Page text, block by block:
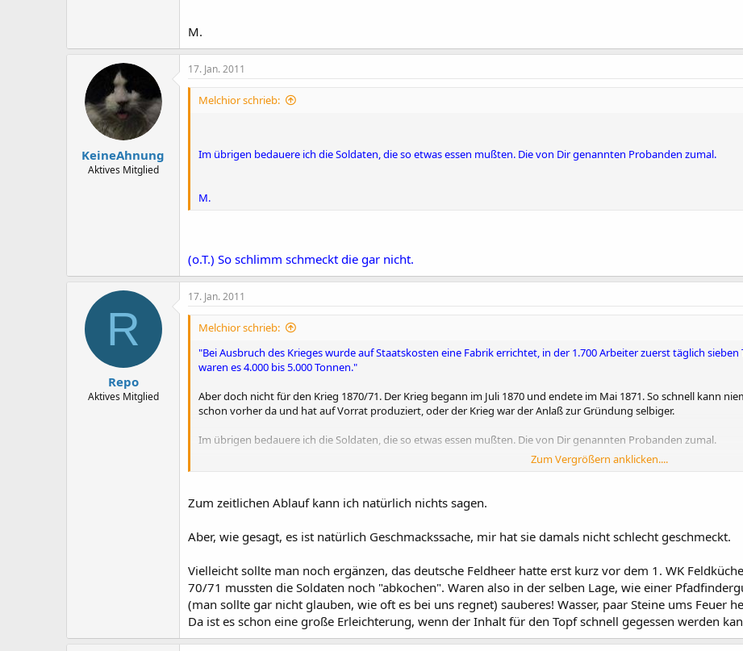
M.
KeineAhnung
Aktives Mitglied
17. Jan. 2011
Melchior schrieb:
Im übrigen bedauere ich die Soldaten, die so etwas essen mußten. Die von Dir genannten Probanden zumal.
M.
(o.T.) So schlimm schmeckt die gar nicht.
R
Repo
Aktives Mitglied
17. Jan. 2011
Melchior schrieb:
"Bei Ausbruch des Krieges wurde auf Staatskosten eine Fabrik errichtet, in der 1.700 Arbeiter zuerst täglich
waren es 4.000 bis 5.000 Tonnen."
Aber doch nicht für den Krieg 1870/71. Der Krieg begann im Juli 1870 und endete im Mai 1871. So schnell kann
schon vorher da und hat auf Vorrat produziert, oder der Krieg war der Anlaß zur Gründung selbiger.
Im übrigen bedauere ich die Soldaten, die so etwas essen mußten. Die von Dir genannten Probanden zumal.
Zum Vergrößern anklicken....
Zum zeitlichen Ablauf kann ich natürlich nichts sagen.
Aber, wie gesagt, es ist natürlich Geschmackssache, mir hat sie damals nicht schlecht geschmeckt.
Vielleicht sollte man noch ergänzen, das deutsche Feldheer hatte erst kurz vor dem 1. WK
70/71 mussten die Soldaten noch "abkochen". Waren also in der selben Lage, wie einer
(man sollte gar nicht glauben, wie oft es bei uns regnet) sauberes! Wasser, paar Steine ums Feuer
Da ist es schon eine große Erleichterung, wenn der Inhalt für den Topf schnell gegessen werden